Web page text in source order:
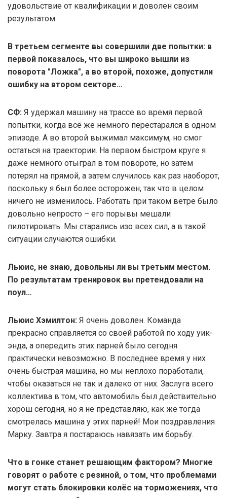
удовольствие от квалификации и доволен своим
результатом.
В третьем сегменте вы совершили две попытки: в
первой показалось, что вы широко вышли из
поворота "Ложка", а во второй, похоже, допустили
ошибку на втором секторе…
СФ: Я удержал машину на трассе во время первой
попытки, когда всё же немного перестарался в одном
эпизоде. А во второй выжимал максимум, но смог
остаться на траектории. На первом быстром круге я
даже немного отыграл в том повороте, но затем
потерял на прямой, а затем случилось как раз наоборот,
поскольку я был более осторожен, так что в целом
ничего не изменилось. Работать при таком ветре было
довольно непросто – его порывы мешали
пилотировать. Мы старались изо всех сил, а в такой
ситуации случаются ошибки.
Льюис, не знаю, довольны ли вы третьим местом.
По результатам тренировок вы претендовали на
поул…
Льюис Хэмилтон: Я очень доволен. Команда
прекрасно справляется со своей работой по ходу уик-
энда, а опередить этих парней было сегодня
практически невозможно. В последнее время у них
очень быстрая машина, но мы неплохо поработали,
чтобы оказаться не так и далеко от них. Заслуга всего
коллектива в том, что автомобиль был действительно
хорош сегодня, но я не представляю, как же тогда
смотрелась машина у этих парней! Мои поздравления
Марку. Завтра я постараюсь навязать им борьбу.
Что в гонке станет решающим фактором? Многие
говорят о работе с резиной, о том, что проблемами
могут стать блокировки колёс на торможениях, что